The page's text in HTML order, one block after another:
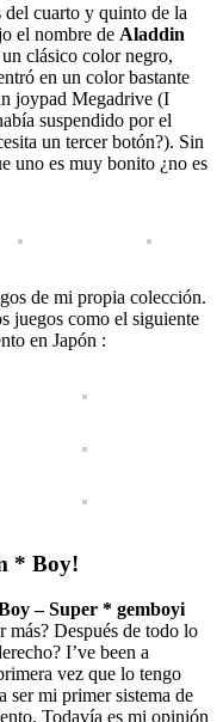
del cuarto y quinto de la
el nombre de Aladdin
clásico color negro,
en un color bastante
joypad Megadrive (I
suspendido por el
un tercer botón?). Sin
uno es muy bonito ¿no es
de mi propia colección.
juegos como el siguiente
en Japón :
* Boy!
– Super * gemboyi
más? Después de todo lo
I’ve been a
vez que lo tengo
ser mi primer sistema de
Todavía es mi opinión